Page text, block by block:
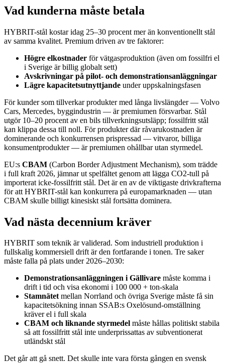
Vad kunderna måste betala
HYBRIT-stål kostar idag 25–30 procent mer än konventionellt stål
av samma kvalitet. Premium driven av tre faktorer:
Högre elkostnader för vätgasproduktion (även om fossilfri el
i Sverige är billig globalt sett)
Avskrivningar på pilot- och demonstrationsanläggningar
Lägre kapacitetsutnyttjande under uppskalningsfasen
För kunder som tillverkar produkter med långa livslängder — Volvo
Cars, Mercedes, byggindustrin — är premiumen försvarbar. Stål
utgör 10–20 procent av en bils tillverkningsutsläpp; fossilfritt stål
kan klippa dessa till noll. För produkter där råvarukostnaden är
dominerande och konkurrensen prispressad — vitvaror, billiga
konsumentprodukter — är premiumen ohållbar utan styrmedel.
EU:s CBAM (Carbon Border Adjustment Mechanism), som trädde
i full kraft 2026, jämnar ut spelfältet genom att lägga CO2-tull på
importerat icke-fossilfritt stål. Det är en av de viktigaste drivkrafterna
för att HYBRIT-stål kan konkurrera på europamarknaden — utan
CBAM skulle billigt kinesiskt stål fortsätta dominera.
Vad nästa decennium kräver
HYBRIT som teknik är validerad. Som industriell produktion i
fullskalig kommersiell drift är den fortfarande i tonen. Tre saker
måste falla på plats under 2026–2030:
Demonstrationsanläggningen i Gällivare måste komma i
drift i tid och visa ekonomi i 100 000 + ton-skala
Stamnätetmellan Norrland och övriga Sverige måste få sin
kapacitetsökning innan SSAB:s Oxelösund-omställning
kräver el i full skala
CBAM och liknande styrmedel måste hållas politiskt stabila
så att fossilfritt stål inte underprissattas av subventionerat
utländskt stål
Det går att gå snett. Det skulle inte vara första gången en svensk